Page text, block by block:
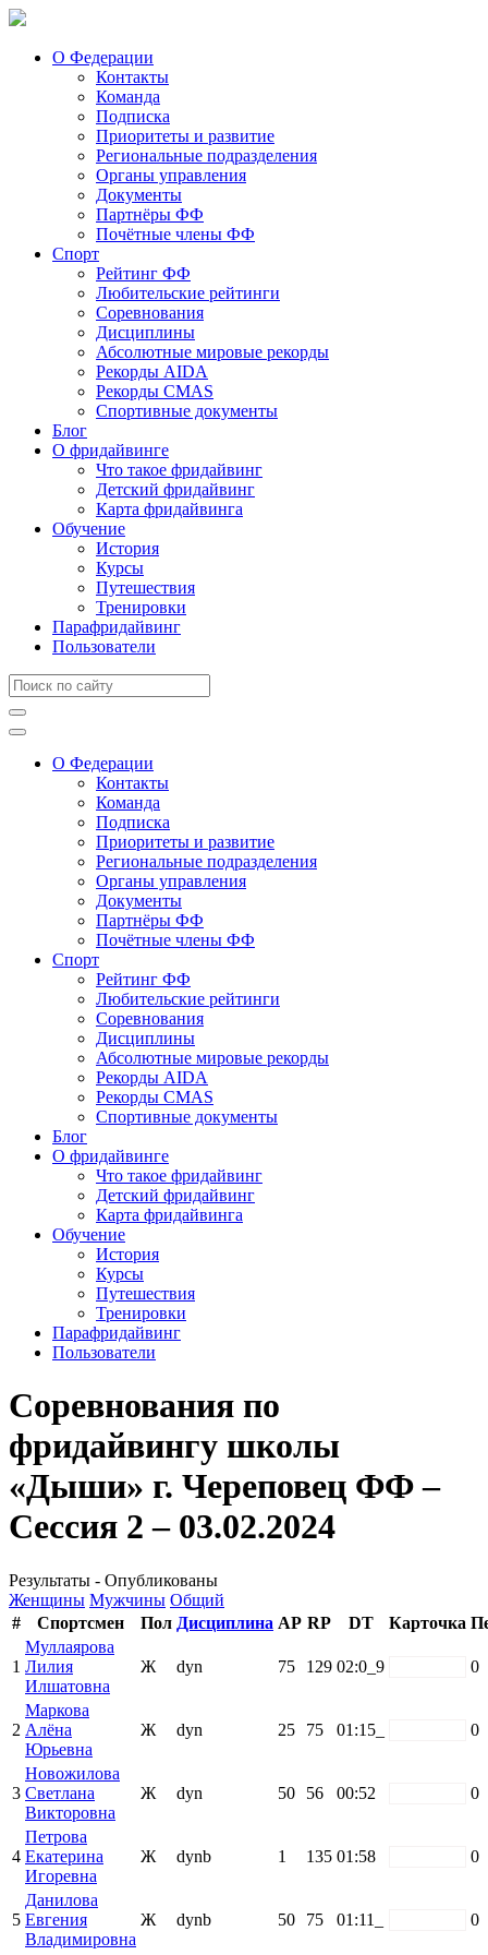
О Федерации
Контакты
Команда
Подписка
Приоритеты и развитие
Региональные подразделения
Органы управления
Документы
Партнёры ФФ
Почётные члены ФФ
Спорт
Рейтинг ФФ
Любительские рейтинги
Соревнования
Дисциплины
Абсолютные мировые рекорды
Рекорды AIDA
Рекорды CMAS
Спортивные документы
Блог
О фридайвинге
Что такое фридайвинг
Детский фридайвинг
Карта фридайвинга
Обучение
История
Курсы
Путешествия
Тренировки
Парафридайвинг
Пользователи
О Федерации
Контакты
Команда
Подписка
Приоритеты и развитие
Региональные подразделения
Органы управления
Документы
Партнёры ФФ
Почётные члены ФФ
Спорт
Рейтинг ФФ
Любительские рейтинги
Соревнования
Дисциплины
Абсолютные мировые рекорды
Рекорды AIDA
Рекорды CMAS
Спортивные документы
Блог
О фридайвинге
Что такое фридайвинг
Детский фридайвинг
Карта фридайвинга
Обучение
История
Курсы
Путешествия
Тренировки
Парафридайвинг
Пользователи
Соревнования по
фридайвингу школы
«Дыши» г. Череповец ФФ –
Сессия 2 – 03.02.2024
Результаты - Опубликованы
Женщины Мужчины Общий
#
Спортсмен Пол Дисциплина AP RP DT Карточка
1
Муллаярова
Лилия
Илшатовна
Ж dyn 75 129 02:0_9 0
2
Маркова
Алёна
Юрьевна
Ж dyn 25 75 01:15_ 0
3
Новожилова
Светлана
Викторовна
Ж dyn 50 56 00:52 0
4
Петрова
Екатерина
Игоревна
Ж dynb 1 135 01:58 0
5
Данилова
Евгения
Владимировна
Ж dynb 50 75 01:11_ 0